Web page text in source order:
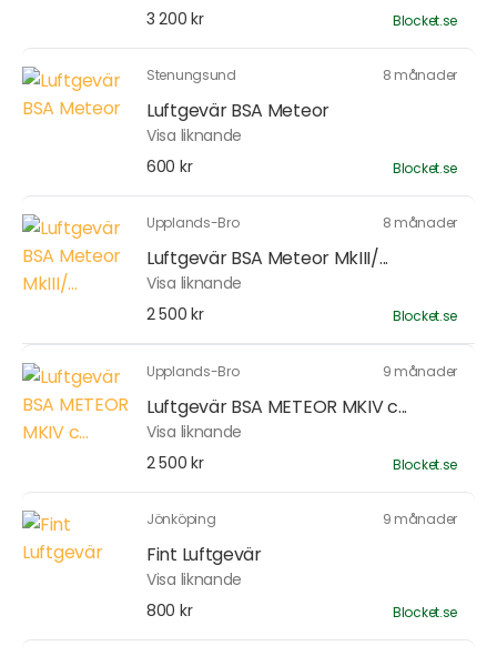
3 200 kr
Blocket.se
Stenungsund 8 månader
Luftgevär BSA Meteor
Visa liknande
600 kr
Blocket.se
Upplands-Bro 8 månader
Luftgevär BSA Meteor MkIII/...
Visa liknande
2 500 kr
Blocket.se
Upplands-Bro 9 månader
Luftgevär BSA METEOR MKIV c...
Visa liknande
2 500 kr
Blocket.se
Jönköping 9 månader
Fint Luftgevär
Visa liknande
800 kr
Blocket.se